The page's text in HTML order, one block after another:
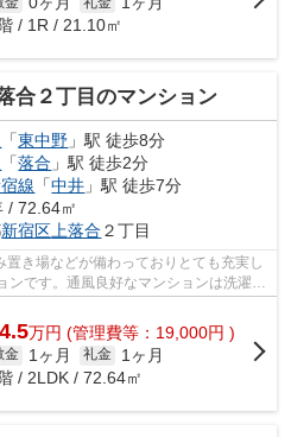
/ 1R / 21.10㎡
合２丁目のマンション
「東中野 」駅 徒歩8分
「落合 」駅 徒歩2分
線 「中井 」駅 徒歩7分
/ 72.64㎡
新宿区 上落合 ２丁目
き場などが備わっておりとても充実し
ンです。通風良好なマンションは洗濯物
...
万円 (管理費等：19,000円 )
金 1ヶ月 礼金
1ヶ月
/ 2LDK / 72.64㎡